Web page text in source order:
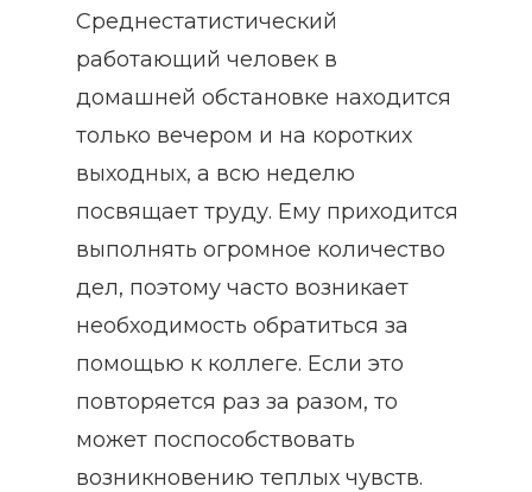
Среднестатистический
работающий человек в
домашней обстановке находится
только вечером и на коротких
выходных, а всю неделю
посвящает труду. Ему приходится
выполнять огромное количество
дел, поэтому часто возникает
необходимость обратиться за
помощью к коллеге. Если это
повторяется раз за разом, то
может поспособствовать
возникновению теплых чувств.